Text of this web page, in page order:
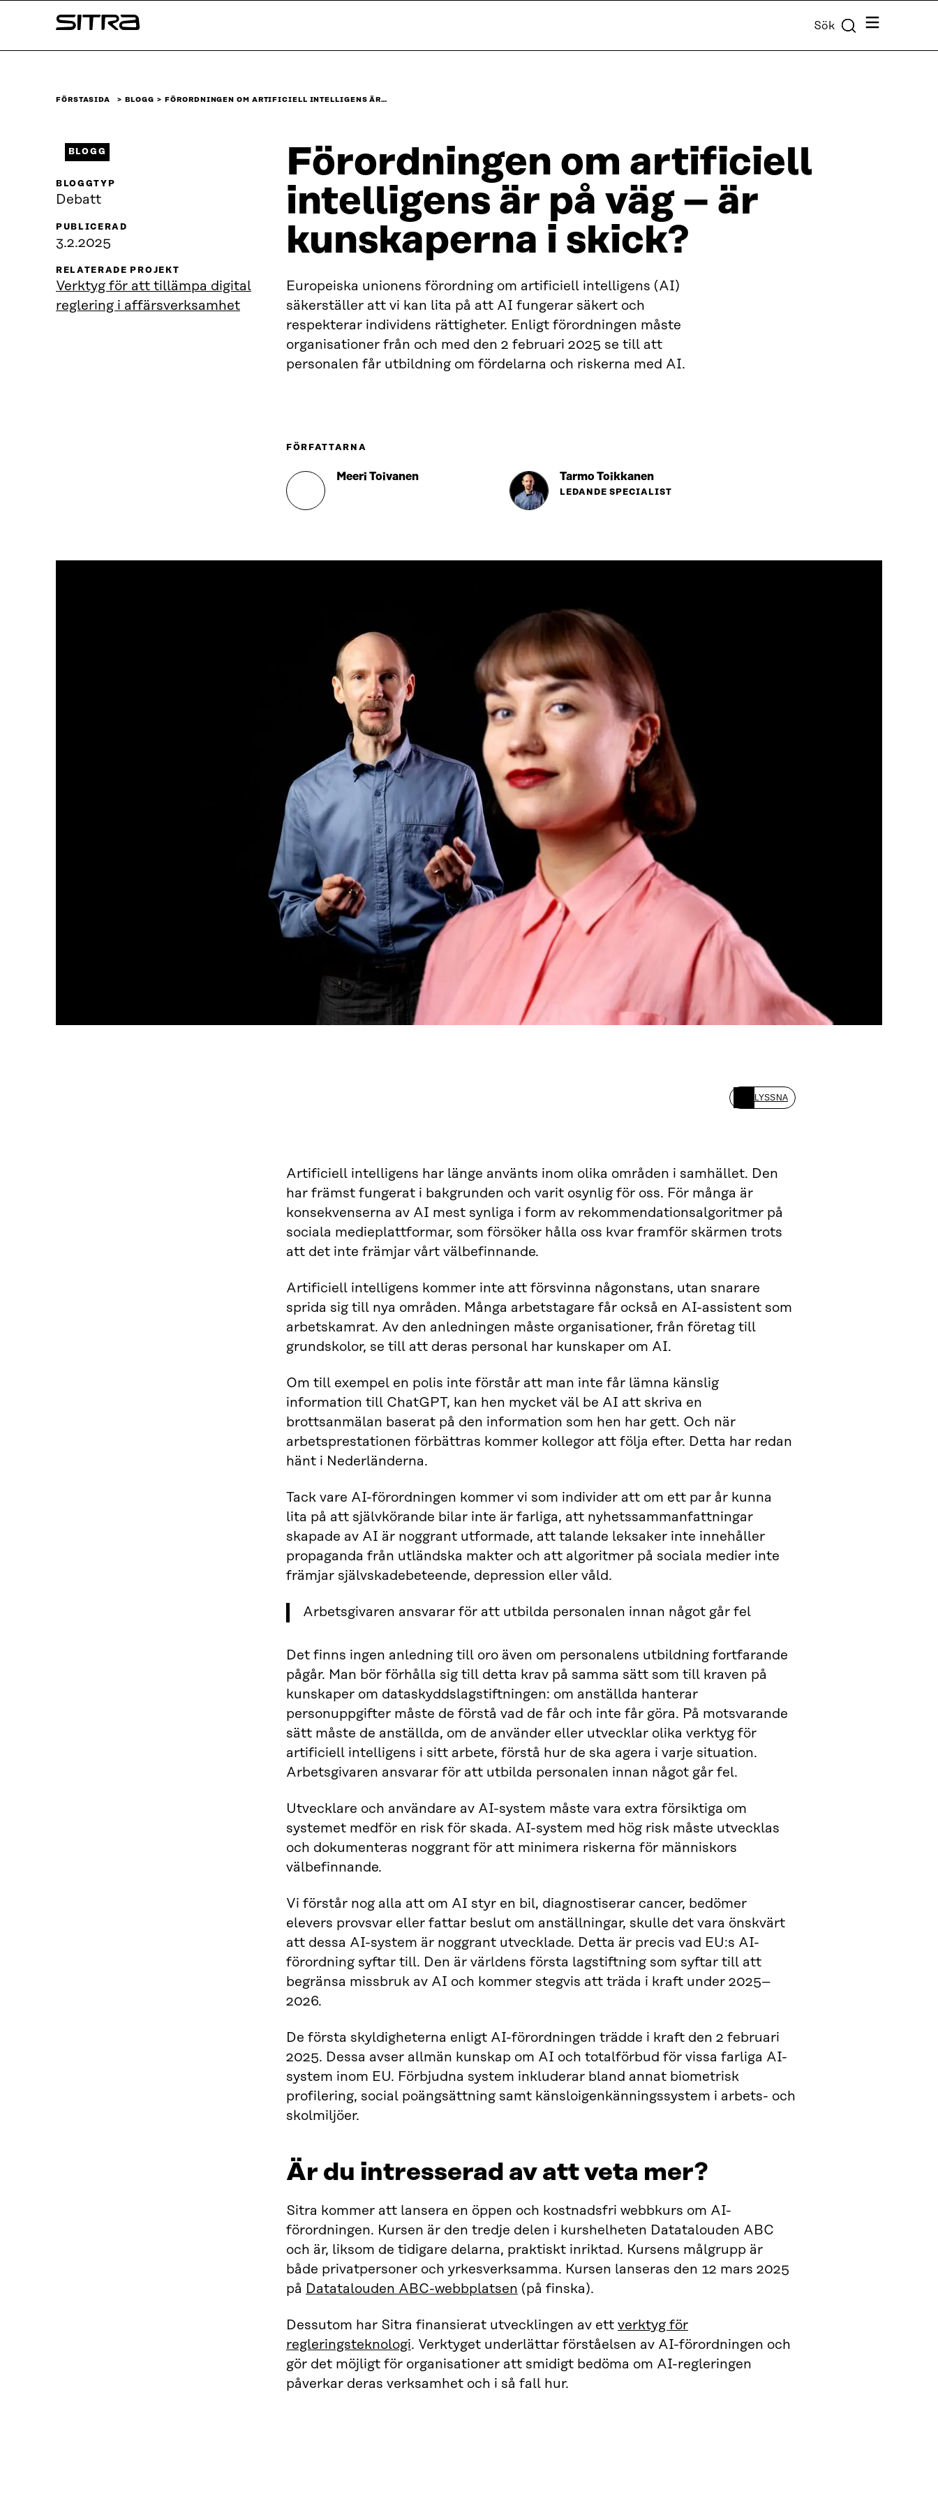
↓
Sitra Sök Meny
FÖRSTASIDA BLOGG FÖRORDNINGEN OM ARTIFICIELL INTELLIGENS ÄR…
Förordningen om artificiell
intelligens är på väg – är
kunskaperna i skick?
Europeiska unionens förordning om artificiell intelligens (AI)
säkerställer att vi kan lita på att AI fungerar säkert och
respekterar individens rättigheter. Enligt förordningen måste
organisationer från och med den 2 februari 2025 se till att
personalen får utbildning om fördelarna och riskerna med AI.
BLOGG
BLOGGTYP
Debatt
PUBLICERAD
3.2.2025
RELATERADE PROJEKT
Verktyg för att tillämpa digital
reglering i affärsverksamhet
FÖRFATTARNA
Meeri Toivanen Tarmo Toikkanen
LEDANDE SPECIALIST
LYSSNA
Artificiell intelligens har länge använts inom olika områden i samhället. Den
har främst fungerat i bakgrunden och varit osynlig för oss. För många är
konsekvenserna av AI mest synliga i form av rekommendationsalgoritmer på
sociala medieplattformar, som försöker hålla oss kvar framför skärmen trots
att det inte främjar vårt välbefinnande.
Artificiell intelligens kommer inte att försvinna någonstans, utan snarare
sprida sig till nya områden. Många arbetstagare får också en AI-assistent som
arbetskamrat. Av den anledningen måste organisationer, från företag till
grundskolor, se till att deras personal har kunskaper om AI.
Om till exempel en polis inte förstår att man inte får lämna känslig
information till ChatGPT, kan hen mycket väl be AI att skriva en
brottsanmälan baserat på den information som hen har gett. Och när
arbetsprestationen förbättras kommer kollegor att följa efter. Detta har redan
hänt i Nederländerna.
Tack vare AI-förordningen kommer vi som individer att om ett par år kunna
lita på att självkörande bilar inte är farliga, att nyhetssammanfattningar
skapade av AI är noggrant utformade, att talande leksaker inte innehåller
propaganda från utländska makter och att algoritmer på sociala medier inte
främjar självskadebeteende, depression eller våld.
Arbetsgivaren ansvarar för att utbilda personalen innan något går fel
Det finns ingen anledning till oro även om personalens utbildning fortfarande
pågår. Man bör förhålla sig till detta krav på samma sätt som till kraven på
kunskaper om dataskyddslagstiftningen: om anställda hanterar
personuppgifter måste de förstå vad de får och inte får göra. På motsvarande
sätt måste de anställda, om de använder eller utvecklar olika verktyg för
artificiell intelligens i sitt arbete, förstå hur de ska agera i varje situation.
Arbetsgivaren ansvarar för att utbilda personalen innan något går fel.
Utvecklare och användare av AI-system måste vara extra försiktiga om
systemet medför en risk för skada. AI-system med hög risk måste utvecklas
och dokumenteras noggrant för att minimera riskerna för människors
välbefinnande.
Vi förstår nog alla att om AI styr en bil, diagnostiserar cancer, bedömer
elevers provsvar eller fattar beslut om anställningar, skulle det vara önskvärt
att dessa AI-system är noggrant utvecklade. Detta är precis vad EU:s AI-
förordning syftar till. Den är världens första lagstiftning som syftar till att
begränsa missbruk av AI och kommer stegvis att träda i kraft under 2025–
2026.
De första skyldigheterna enligt AI-förordningen trädde i kraft den 2 februari
2025. Dessa avser allmän kunskap om AI och totalförbud för vissa farliga AI-
system inom EU. Förbjudna system inkluderar bland annat biometrisk
profilering, social poängsättning samt känsloigenkänningssystem i arbets- och
skolmiljöer.
Är du intresserad av att veta mer?
Sitra kommer att lansera en öppen och kostnadsfri webbkurs om AI-
förordningen. Kursen är den tredje delen i kurshelheten Datatalouden ABC
och är, liksom de tidigare delarna, praktiskt inriktad. Kursens målgrupp är
både privatpersoner och yrkesverksamma. Kursen lanseras den 12 mars 2025
på Datatalouden ABC-webbplatsen (på finska).
Dessutom har Sitra finansierat utvecklingen av ett verktyg för
regleringsteknologi. Verktyget underlättar förståelsen av AI-förordningen och
gör det möjligt för organisationer att smidigt bedöma om AI-regleringen
påverkar deras verksamhet och i så fall hur.